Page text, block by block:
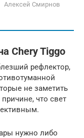
Алексей Смирнов
Chery Tiggo
рефлектор,
не заметить
что свет
нужно либо